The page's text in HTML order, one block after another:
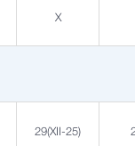
X
29(XII-25)